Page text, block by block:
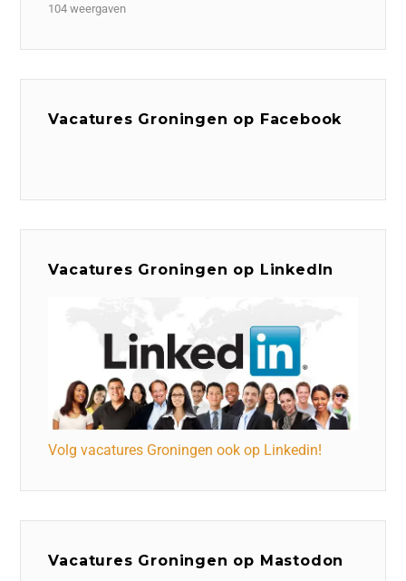
104 weergaven
Vacatures Groningen op Facebook
Vacatures Groningen op LinkedIn
Volg vacatures Groningen ook op Linkedin!
Vacatures Groningen op Mastodon